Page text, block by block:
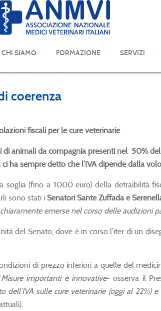
CHI SIAMO FORMAZIONE SERVIZI
COMUNICATI STAMPA
coerenza
fiscali per le cure veterinarie
animali da compagnia presenti nel 50%
ha sempre detto che l’IVA dipende dalla
(fino a 1000 euro) della detraibilità
sono stati i Senatori Sante Zuffada e
emerse nel corso delle audizioni
del Senato, dove è in corso l’iter di un
di prezzo inferiori a quelle del
Misure importanti e innovative- osserva il
sulle cure veterinarie (oggi al 22%)